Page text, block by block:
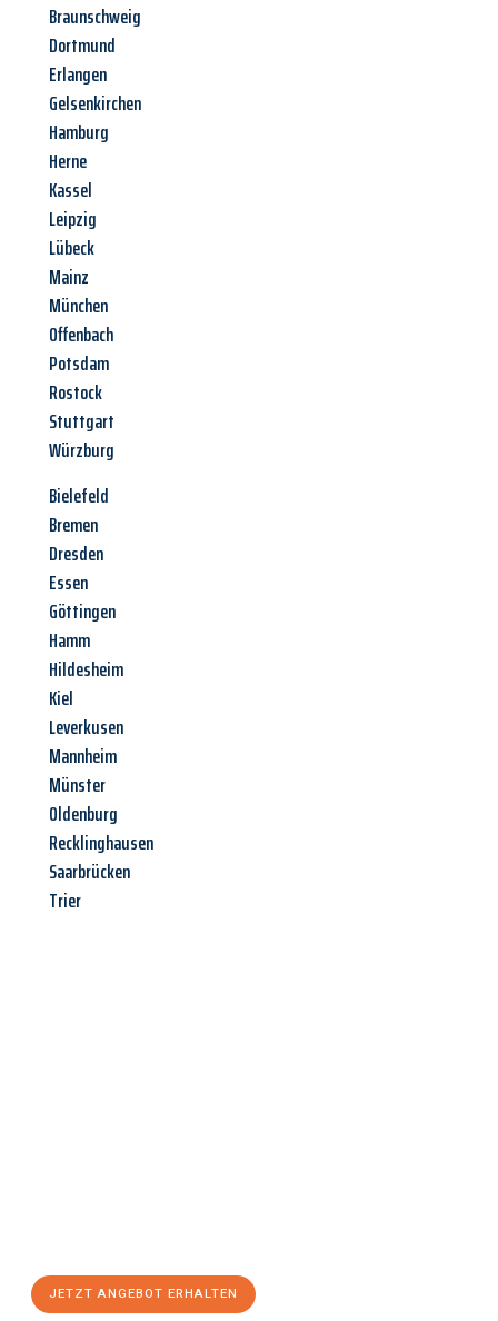
Braunschweig
Dortmund
Erlangen
Gelsenkirchen
Hamburg
Herne
Kassel
Leipzig
Lübeck
Mainz
München
Offenbach
Potsdam
Rostock
Stuttgart
Würzburg
Bielefeld
Bremen
Dresden
Essen
Göttingen
Hamm
Hildesheim
Kiel
Leverkusen
Mannheim
Münster
Oldenburg
Recklinghausen
Saarbrücken
Trier
JETZT ANGEBOT ERHALTEN